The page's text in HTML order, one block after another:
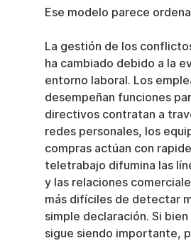
Ese modelo parece
La gestión de los
ha cambiado debido a la
entorno laboral. Los
desempeñan funciones
directivos contratan a
redes personales, los
compras actúan con
teletrabajo difumina las
y las relaciones
más difíciles de detectar
simple declaración. Si
sigue siendo importante,